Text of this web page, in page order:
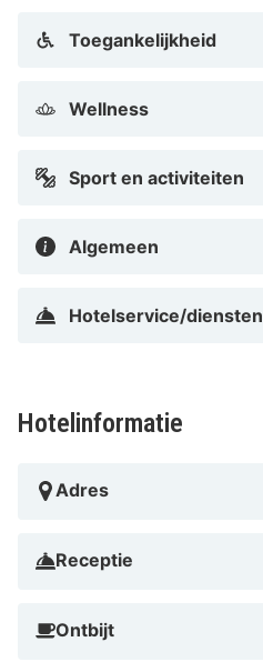
Toegankelijkheid
Wellness
Sport en activiteiten
Algemeen
Hotelservice/diensten
Hotelinformatie
Adres
Receptie
Ontbijt